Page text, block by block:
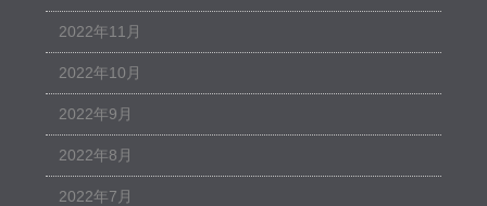
2022年11月
2022年10月
2022年9月
2022年8月
2022年7月